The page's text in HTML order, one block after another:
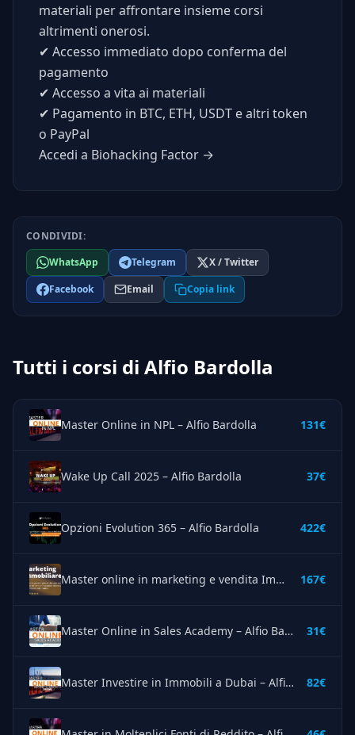
materiali per affrontare insieme corsi
altrimenti onerosi.
✔ Accesso immediato dopo conferma del
pagamento
✔ Accesso a vita ai materiali
✔ Pagamento in BTC, ETH, USDT e altri token
o PayPal
Accedi a Biohacking Factor →
CONDIVIDI:
WhatsApp
Telegram
X / Twitter
Facebook
Email Copia link
Tutti i corsi di Alfio Bardolla
Master Online in NPL – Alfio Bardolla 131€
Wake Up Call 2025 – Alfio Bardolla 37€
Opzioni Evolution 365 – Alfio Bardolla 422€
Master online in marketing e vendita Immobiliare – Alfio Bardolla 167€
Master Online in Sales Academy – Alfio Bardolla 31€
Master Investire in Immobili a Dubai – Alfio Bardolla 82€